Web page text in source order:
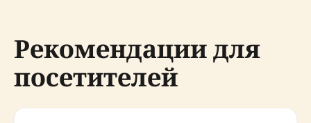
Рекомендации для
посетителей